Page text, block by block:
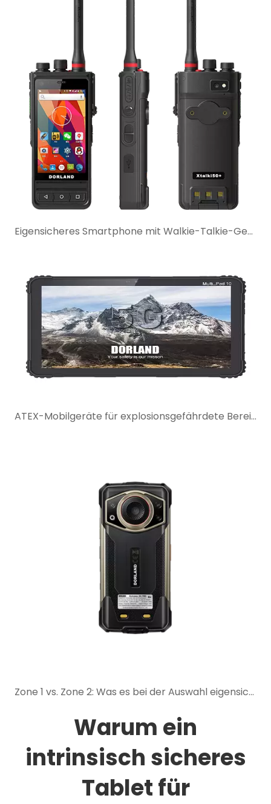
Eigensicheres Smartphone mit Walkie-Talkie-Gegensprechanlage: Wann ist es die bessere Wahl?
ATEX-Mobilgeräte für explosionsgefährdete Bereiche: Was Käufer vor der Auswahl prüfen sollten
Zone 1 vs. Zone 2: Was es bei der Auswahl eigensicherer mobiler Geräte bedeutet
Warum ein
intrinsisch sicheres
Tablet für